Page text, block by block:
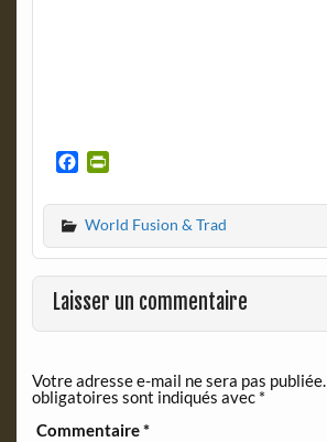
c
e
b
o
o
k
i
n
t
F
r
e
d
l
y
World Fusion & Trad
Laisser un commentaire
Votre adresse e-mail ne sera pas publiée.
obligatoires sont indiqués avec *
Commentaire*